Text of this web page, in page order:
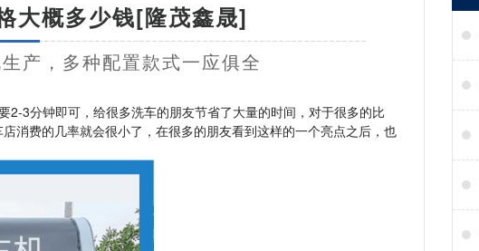
大概多少钱[隆茂鑫晟]
产，多种配置款式一应俱全
2-3分钟即可，给很多洗车的朋友节省了大量的时间，对于很多的比
消费的几率就会很小了，在很多的朋友看到这样的一个亮点之后，也